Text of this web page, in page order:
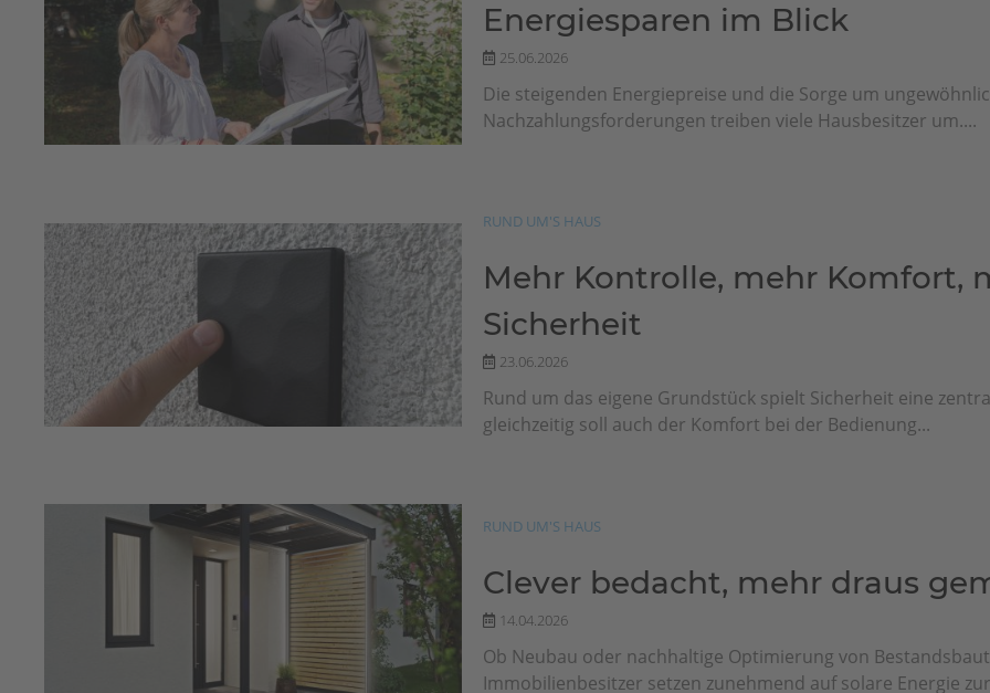
Energiesparen im Blick
25.06.2026
Die steigenden Energiepreise und die Sorge um
Nachzahlungsforderungen treiben viele Hausbesitzer um....
RUND UM'S HAUS
Mehr Kontrolle, mehr Komfort,
Sicherheit
23.06.2026
Rund um das eigene Grundstück spielt Sicherheit eine
gleichzeitig soll auch der Komfort bei der Bedienung...
RUND UM'S HAUS
Clever bedacht, mehr draus
14.04.2026
Ob Neubau oder nachhaltige Optimierung von
Immobilienbesitzer setzen zunehmend auf solare Energie